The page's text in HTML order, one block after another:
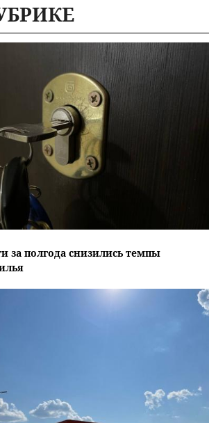
за полгода снизились темпы